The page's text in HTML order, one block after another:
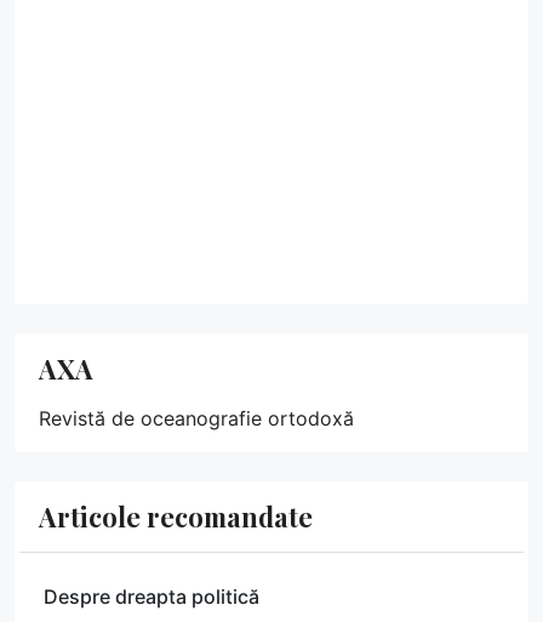
AXA
Revistă de oceanografie ortodoxă
Articole recomandate
Despre dreapta politică